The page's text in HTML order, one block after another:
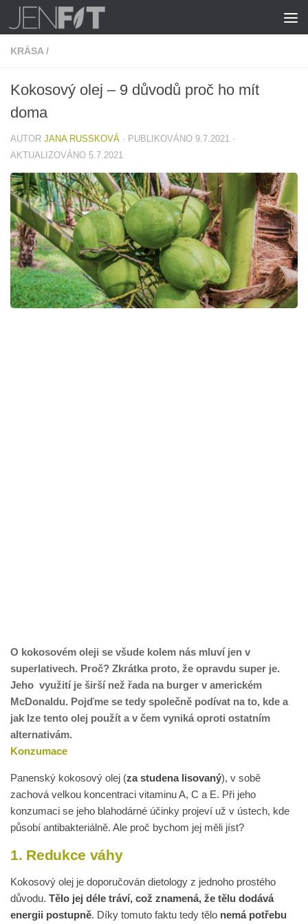
Skip to content
KRÁSA /
Kokosový olej – 9 důvodů proč ho mít
doma
AUTOR JANA RUSSKOVÁ · PUBLIKOVÁNO 9.7.2021 ·
AKTUALIZOVÁNO 5.7.2021
O kokosovém oleji se všude kolem nás mluví jen v
superlativech. Proč? Zkrátka proto, že opravdu super je.
Jeho využití je širší než řada na burger v americkém
McDonaldu. Pojďme se tedy společně podívat na to, kde a
jak lze tento olej použít a v čem vyniká oproti ostatním
alternativám.
Konzumace
Panenský kokosový olej (za studena lisovaný), v sobě
zachová velkou koncentraci vitaminu A, C a E. Při jeho
konzumaci se jeho blahodárné účinky projeví už v ústech, kde
působí antibakteriálně. Ale proč bychom jej měli jíst?
1. Redukce váhy
Kokosový olej je doporučován dietology z jednoho prostého
důvodu. Tělo jej déle tráví, což znamená, že tělu dodává
energii postupně. Díky tomuto faktu tedy tělo nemá potřebu